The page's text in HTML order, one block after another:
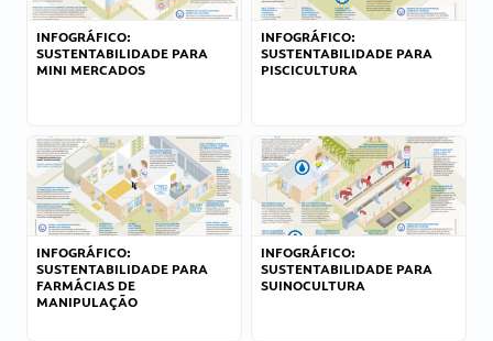
INFOGRÁFICO:
SUSTENTABILIDADE PARA
MINI MERCADOS
INFOGRÁFICO:
SUSTENTABILIDADE PARA
PISCICULTURA
INFOGRÁFICO:
SUSTENTABILIDADE PARA
FARMÁCIAS DE
MANIPULAÇÃO
INFOGRÁFICO:
SUSTENTABILIDADE PARA
SUINOCULTURA